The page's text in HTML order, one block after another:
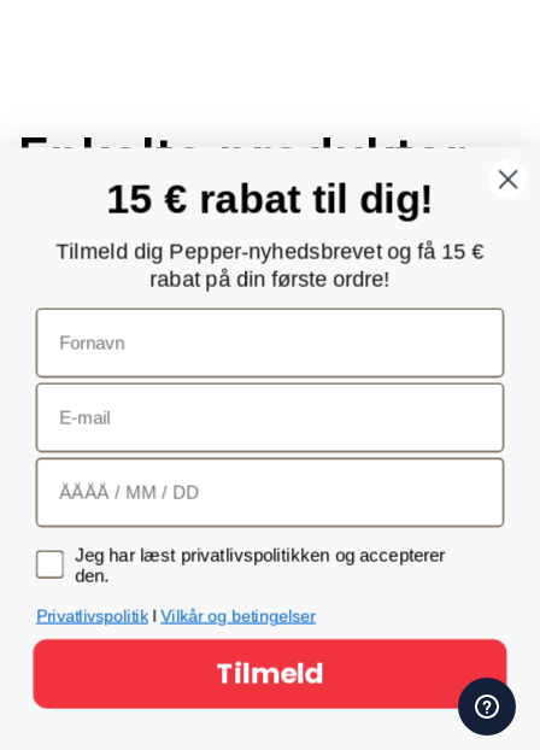
Enkelte produkter
som tilvalg
15 € rabat til dig!
Tilmeld dig Pepper-nyhedsbrevet og få 15 €
rabat på din første ordre!
Fornavn
E-mail
Fødselsdato
Privatlivspolitik
Jeg har læst privatlivspolitikken og accepterer
den.
PrivatlivspolitikIVilkår og betingelser
Tilmeld